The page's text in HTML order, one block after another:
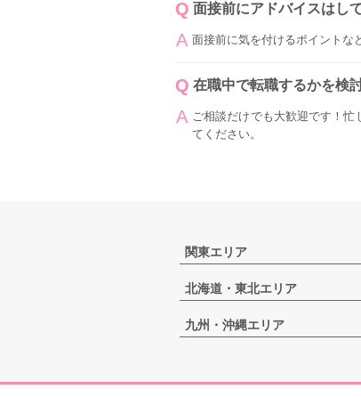
面接前にアドバイスはし
面接前に気を付けるポイントな
在職中で転職するかを検
ご相談だけでも大歓迎です！
てください。
関東エリア
北海道・東北エリア
九州・沖縄エリア